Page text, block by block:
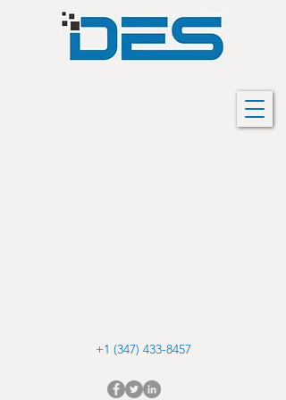
+1 (347) 433-8457